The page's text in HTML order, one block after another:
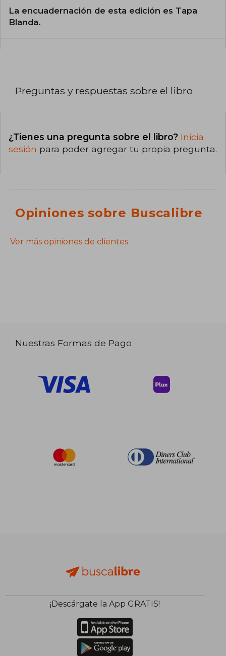
La encuadernación de esta edición es Tapa
Blanda.
Preguntas y respuestas sobre el libro
¿Tienes una pregunta sobre el libro? Inicia
sesión para poder agregar tu propia pregunta.
Opiniones sobre Buscalibre
Ver más opiniones de clientes
Nuestras Formas de Pago
¡Descárgate la App GRATIS!